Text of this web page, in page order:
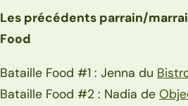
Les précédents parrain/
Food
Bataille Food #1 : Jenna du
Bataille Food #2 : Nadia de